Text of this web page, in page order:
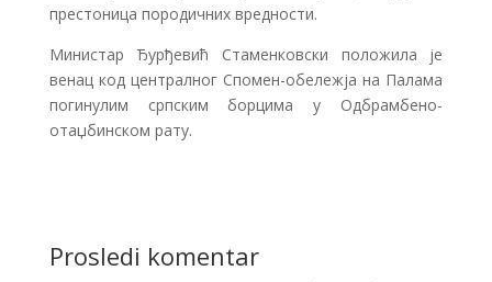
престоница породичних вредности.
Министар Ђурђевић Стаменковски положила је
венац код централног Спомен-обележја на Палама
погинулим српским борцима у Одбрамбено-
отаџбинском рату.
Prosledi komentar